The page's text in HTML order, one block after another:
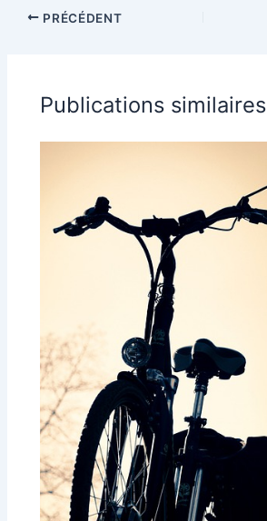
PRÉCÉDENT
Publications similaires